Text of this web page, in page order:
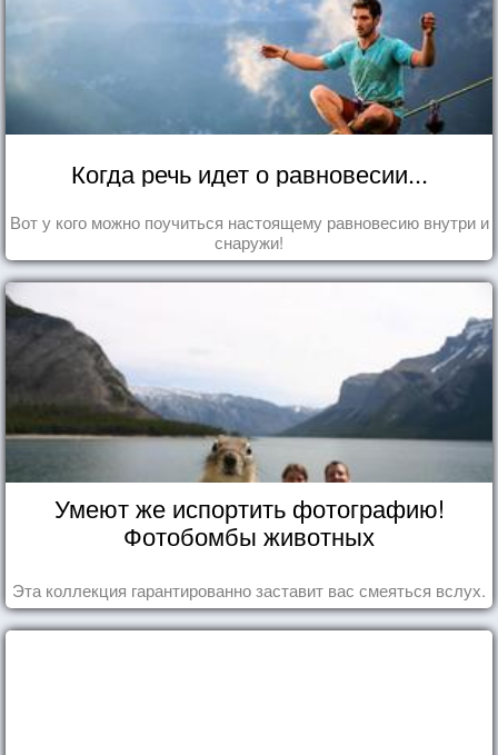
Когда речь идет о равновесии...
Вот у кого можно поучиться настоящему равновесию внутри и
снаружи!
Умеют же испортить фотографию!
Фотобомбы животных
Эта коллекция гарантированно заставит вас смеяться вслух.